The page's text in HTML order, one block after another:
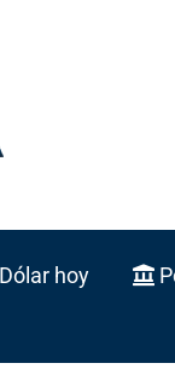
Dólar hoy